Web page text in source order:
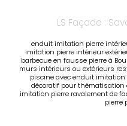
LS Façade :
enduit imitation pierre
imitation pierre intérieur
barbecue en fausse pierre à
murs intérieurs ou extérieurs
piscine avec enduit imitation
décoratif pour thématisation
imitation pierre ravalement de
pierre